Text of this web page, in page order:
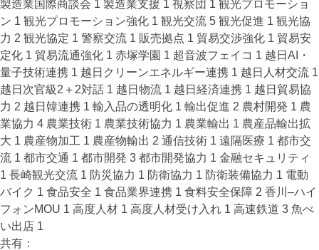
製造業国際商談会 1 製造業支援 1 視察団 1 観光プロモーショ
ン 1 観光プロモーション強化 1 観光交流 5 観光促進 1 観光協
力 2 観光協定 1 警察交流 1 販売拠点 1 貿易交渉強化 1 貿易安
定化 1 貿易流通強化 1 赤塚学園 1 超音波フェイコ 1 越日AI・
量子技術連携 1 越日クリーンエネルギー連携 1 越日人材交流 1
越日次官級2＋2対話 1 越日物流 1 越日経済連携 1 越日貿易協
力 2 越日韓連携 1 輸入品の透明化 1 輸出促進 2 農村開発 1 農
業協力 4 農業技術 1 農業技術協力 1 農業輸出 1 農産品輸出拡
大 1 農産物加工 1 農産物輸出 2 通信技術 1 遠隔医療 1 都市交
流 1 都市交通 1 都市開発 3 都市開発協力 1 金融セキュリティ
1 長崎観光交流 1 防災協力 1 防衛協力 1 防衛装備協力 1 電動
バイク 1 食品安全 1 食品業界連携 1 食料安全保障 2 香川–ハイ
フォンMOU 1 高度人材 1 高度人材受け入れ 1 高速鉄道 3 魚べ
い出店 1
共有：